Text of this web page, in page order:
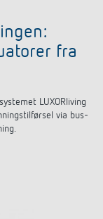
fra
LUXORliving
via bus-